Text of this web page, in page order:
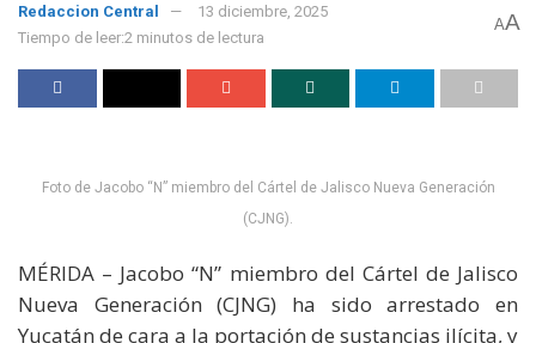
Redaccion Central
13 diciembre, 2025
Tiempo de leer:2 minutos de lectura
AA
Foto de Jacobo “N” miembro del Cártel de Jalisco Nueva Generación
(CJNG).
MÉRIDA – Jacobo “N” miembro del Cártel de Jalisco
Nueva Generación (CJNG) ha sido arrestado en
Yucatán de cara a la portación de sustancias ilícita, y